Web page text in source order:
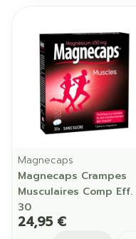
Magnecaps
Magnecaps Crampes
Musculaires Comp Eff.
30
24,95 €